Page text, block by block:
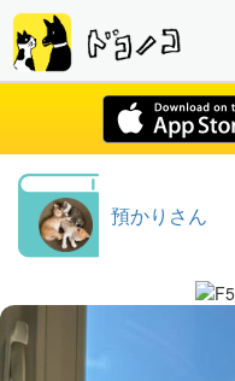
預かりさん